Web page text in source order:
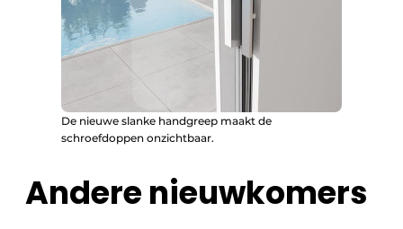
De nieuwe slanke handgreep maakt de
schroefdoppen onzichtbaar.
Andere nieuwkomers